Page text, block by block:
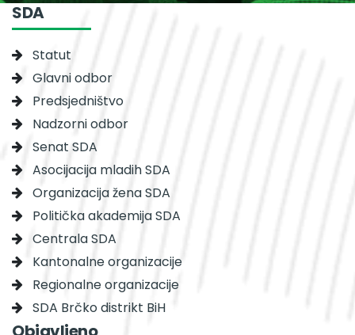
SDA
Statut
Glavni odbor
Predsjedništvo
Nadzorni odbor
Senat SDA
Asocijacija mladih SDA
Organizacija žena SDA
Politička akademija SDA
Centrala SDA
Kantonalne organizacije
Regionalne organizacije
SDA Brčko distrikt BiH